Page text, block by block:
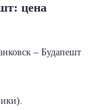
цена
– Будапешт